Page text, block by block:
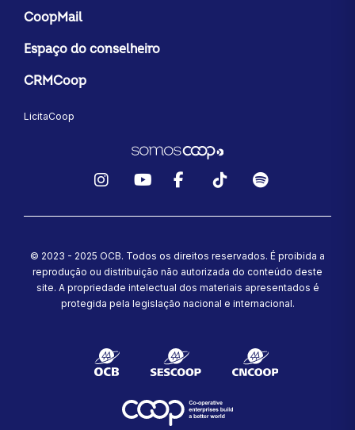
CoopMail
Espaço do conselheiro
CRMCoop
LicitaCoop
© 2023 - 2025 OCB. Todos os direitos reservados. É proibida a
reprodução ou distribuição não autorizada do conteúdo deste
site. A propriedade intelectual dos materiais apresentados é
protegida pela legislação nacional e internacional.